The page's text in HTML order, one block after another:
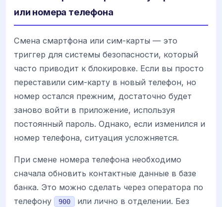
или номера телефона
Смена смартфона или сим-карты — это
триггер для системы безопасности, который
часто приводит к блокировке. Если вы просто
переставили сим-карту в новый телефон, но
номер остался прежним, достаточно будет
заново войти в приложение, используя
постоянный пароль. Однако, если изменился и
номер телефона, ситуация усложняется.
При смене номера телефона необходимо
сначала обновить контактные данные в базе
банка. Это можно сделать через оператора по
телефону
900
или лично в отделении. Без